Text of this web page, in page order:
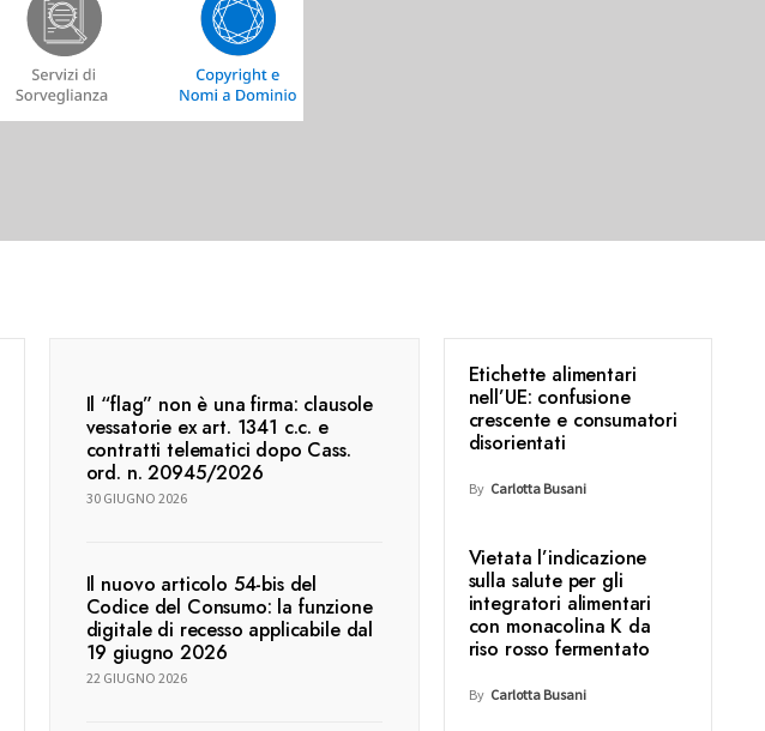
Il “flag” non è una firma: clausole
vessatorie ex art. 1341 c.c. e
contratti telematici dopo Cass.
ord. n. 20945/2026
30 GIUGNO 2026
Il nuovo articolo 54-bis del
Codice del Consumo: la funzione
digitale di recesso applicabile dal
19 giugno 2026
22 GIUGNO 2026
Etichette alimentari
nell’UE: confusione
crescente e consumatori
disorientati
By Carlotta Busani
Vietata l’indicazione
sulla salute per gli
integratori alimentari
con monacolina K da
riso rosso fermentato
By Carlotta Busani